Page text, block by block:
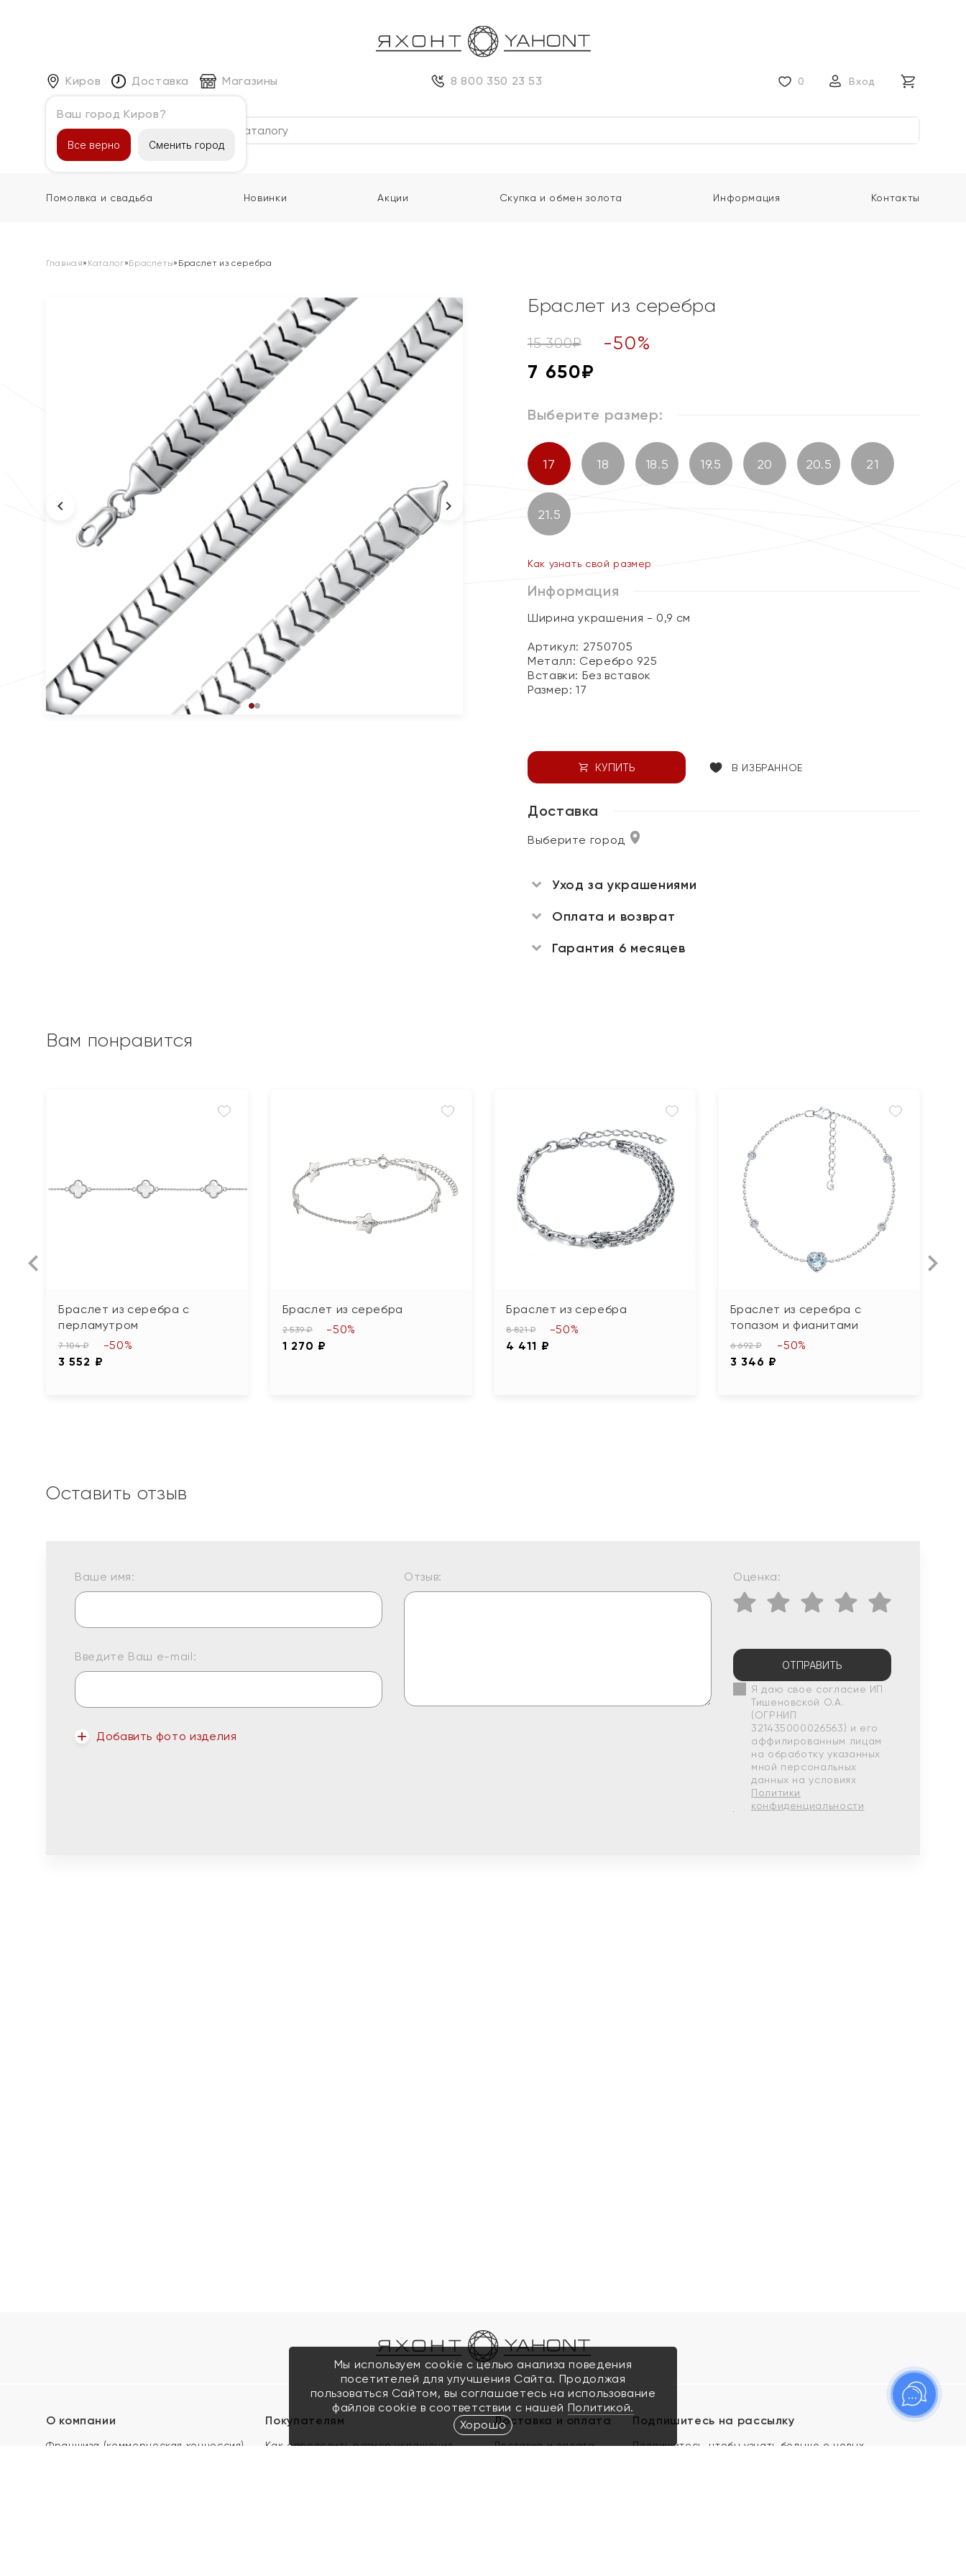
Киров
Ваш город Киров?
Все верно Сменить город
Доставка Магазины 8 800 350 23 53 0 Вход
Каталог
Помолвка и свадьба Новинки Акции Скупка и обмен золота Информация Контакты
Главная» Каталог»Браслеты» Браслет из серебра
Браслет из серебра
15 300₽ -50%
7 650₽
Выберите размер:
17 18 18.5 19.5 20 20.5 21
21.5
Как узнать свой размер
Информация
Ширина украшения - 0,9 см
Артикул: 2750705
Металл: Серебро 925
Вставки: Без вставок
Размер:17
КУПИТЬ В ИЗБРАННОЕ
Доставка
Выберите город
Уход за украшениями
Оплата и возврат
Гарантия 6 месяцев
Вам понравится
Браслет из серебра с
перламутром
7 104 ₽
3 552 ₽
-50%
Браслет из серебра
2 539 ₽
1 270 ₽
-50%
Браслет из серебра
8 821 ₽
4 411 ₽
-50%
Браслет из серебра с
топазом и фианитами
6 692 ₽
3 346 ₽
-50%
Оставить отзыв
Ваше имя:
Введите Ваш e-mail:
Добавить фото изделия
Отзыв: Оценка:
ОТПРАВИТЬ
Я даю свое согласие ИП
Тишеновской О.А.
(ОГРНИП
321435000026563) и его
аффилированным лицам
на обработку указанных
мной персональных
данных на условиях
Политики
конфиденциальности
О компании
Франшиза (коммерческая концессия)
Покупателям
Как определить размер украшения
Доставка и оплата
Доставка и оплата
Подпишитесь на рассылку
Подпишитесь, чтобы узнать больше о новых
Мы используем cookie с целью анализа поведения
посетителей для улучшения Сайта. Продолжая
пользоваться Сайтом, вы соглашаетесь на использование
файлов cookie в соответствии с нашей Политикой.
Хорошо